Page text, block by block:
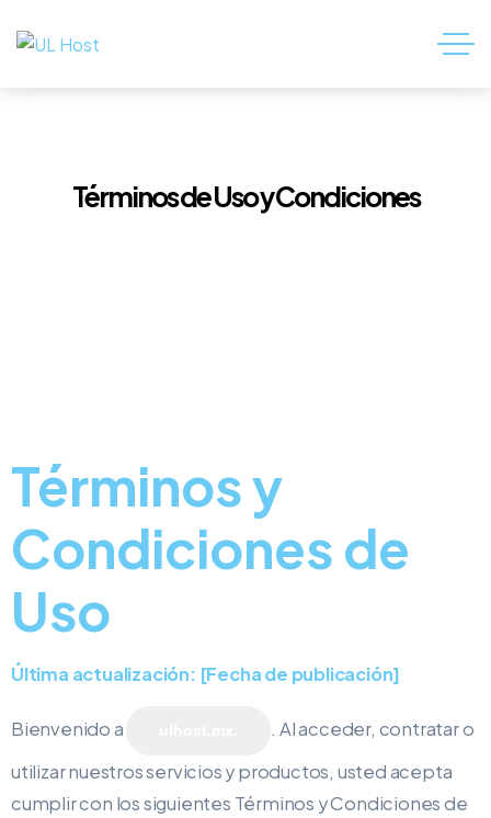
Términos de Uso y Condiciones
Términos y
Condiciones de
Uso
Última actualización: [Fecha de publicación]
Bienvenido a
. Al acceder, contratar o
utilizar nuestros servicios y productos, usted acepta
cumplir con los siguientes Términos y Condiciones de